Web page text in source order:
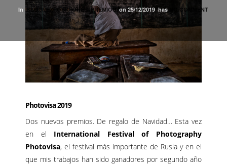
InBLOG EXPOSICIONES PREMIOS on25/12/2019 has NO COMMENT
Photovisa 2019
Dos nuevos premios. De regalo de Navidad… Esta vez
en el International Festival of Photography
Photovisa, el festival más importante de Rusia y en el
que mis trabajos han sido ganadores por segundo año